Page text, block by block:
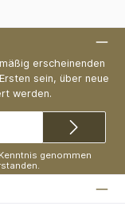
erscheinenden
sein, über neue
werden.
genommen